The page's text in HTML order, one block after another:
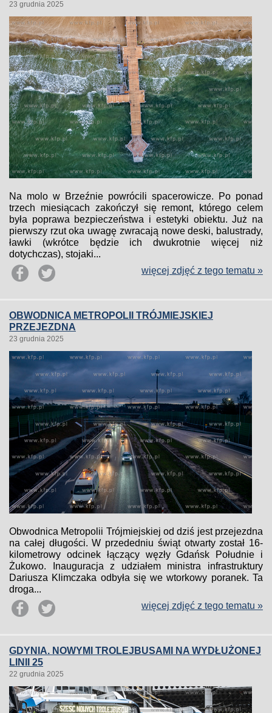
23 grudnia 2025
Na molo w Brzeźnie powrócili spacerowicze. Po ponad
trzech miesiącach zakończył się remont, którego celem
była poprawa bezpieczeństwa i estetyki obiektu. Już na
pierwszy rzut oka uwagę zwracają nowe deski, balustrady,
ławki (wkrótce będzie ich dwukrotnie więcej niż
dotychczas), stojaki...
więcej zdjęć z tego tematu »
OBWODNICA METROPOLII TRÓJMIEJSKIEJ
PRZEJEZDNA
23 grudnia 2025
Obwodnica Metropolii Trójmiejskiej od dziś jest przejezdna
na całej długości. W przededniu świąt otwarty został 16-
kilometrowy odcinek łączący węzły Gdańsk Południe i
Żukowo. Inauguracja z udziałem ministra infrastruktury
Dariusza Klimczaka odbyła się we wtorkowy poranek. Ta
droga...
więcej zdjęć z tego tematu »
GDYNIA. NOWYMI TROLEJBUSAMI NA WYDŁUŻONEJ
LINII 25
22 grudnia 2025